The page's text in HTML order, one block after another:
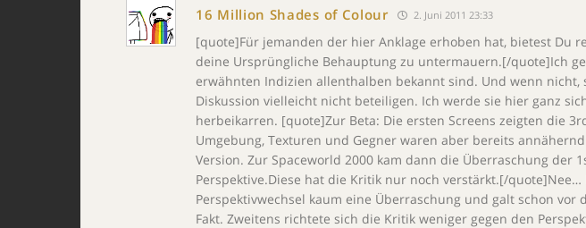
16 Million Shades of Colour 2. Juni 2011 23:33
[quote]Für jemanden der hier Anklage erhoben hat, bietest Du
deine Ursprüngliche Behauptung zu untermauern.[/quote]Ich
erwähnten Indizien allenthalben bekannt sind. Und wenn nicht,
Diskussion vielleicht nicht beteiligen. Ich werde sie hier ganz
herbeikarren. [quote]Zur Beta: Die ersten Screens zeigten die
Umgebung, Texturen und Gegner waren aber bereits
Version. Zur Spaceworld 2000 kam dann die Überraschung der
Perspektive.Diese hat die Kritik nur noch verstärkt.[/quote]Nee…
Perspektivwechsel kaum eine Überraschung und galt schon vor
Fakt. Zweitens richtete sich die Kritik weniger gegen den